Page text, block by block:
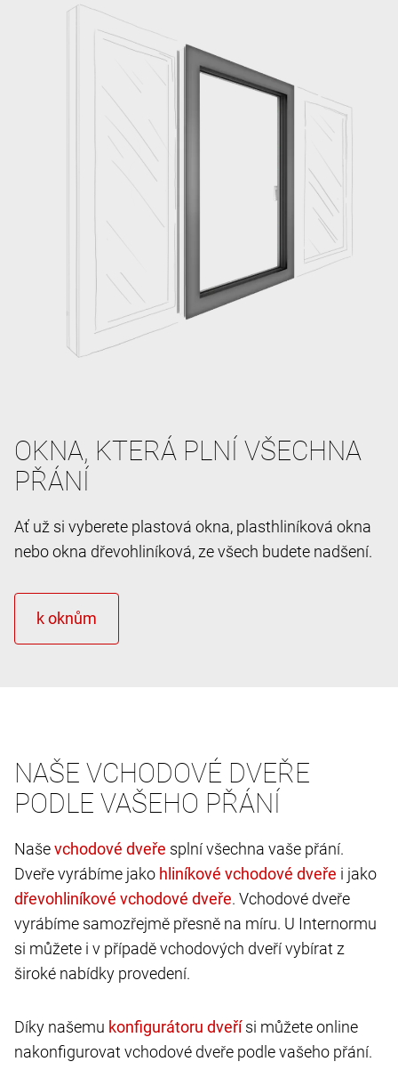
OKNA, KTERÁ PLNÍ VŠECHNA
PŘÁNÍ
Ať už si vyberete plastová okna, plasthliníková okna
nebo okna dřevohliníková, ze všech budete nadšení.
NAŠE VCHODOVÉ DVEŘE
PODLE VAŠEHO PŘÁNÍ
Naše
splní všechna vaše přání.
Dveře vyrábíme jako
i jako
. Vchodové dveře
vyrábíme samozřejmě přesně na míru. U Internormu
si můžete i v případě vchodových dveří vybírat z
široké nabídky provedení.
Díky našemu
si můžete online
nakonfigurovat vchodové dveře podle vašeho přání.